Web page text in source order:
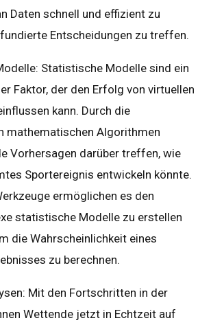
Daten schnell und effizient zu
Entscheidungen zu treffen.
Statistische Modelle sind ein
Faktor, der den Erfolg von virtuellen
kann. Durch die
mathematischen Algorithmen
Vorhersagen darüber treffen, wie
Sportereignis entwickeln könnte.
ermöglichen es den
statistische Modelle zu erstellen
die Wahrscheinlichkeit eines
zu berechnen.
Mit den Fortschritten in der
Wettende jetzt in Echtzeit auf